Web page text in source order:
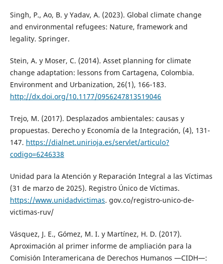
Singh, P., Ao, B. y Yadav, A. (2023). Global climate change
and environmental refugees: Nature, framework and
legality. Springer.
Stein, A. y Moser, C. (2014). Asset planning for climate
change adaptation: lessons from Cartagena, Colombia.
Environment and Urbanization, 26(1), 166-183.
http://dx.doi.org/10.1177/0956247813519046
Trejo, M. (2017). Desplazados ambientales: causas y
propuestas. Derecho y Economía de la Integración, (4), 131-
147. https://dialnet.unirioja.es/servlet/articulo?
codigo=6246338
Unidad para la Atención y Reparación Integral a las Víctimas
(31 de marzo de 2025). Registro Único de Víctimas.
https://www.unidadvictimas. gov.co/registro-unico-de-
victimas-ruv/
Vásquez, J. E., Gómez, M. I. y Martínez, H. D. (2017).
Aproximación al primer informe de ampliación para la
Comisión Interamericana de Derechos Humanos —CIDH—: